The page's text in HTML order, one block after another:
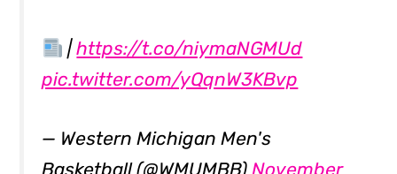
|https://t.co/niymaNGMUd
pic.twitter.com/yQqnW3KBvp
— Western Michigan Men's
Basketball (@WMUMBB)November